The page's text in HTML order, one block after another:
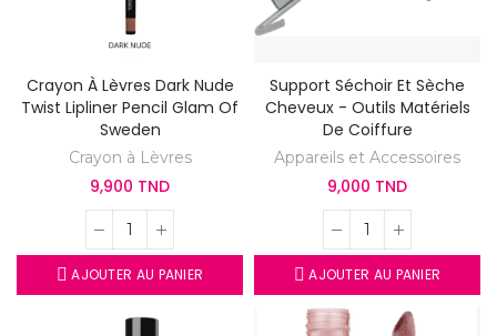
Crayon À Lèvres Dark Nude
Twist Lipliner Pencil Glam Of
Sweden
Crayon à Lèvres
9,900 TND
AJOUTER AU PANIER
Support Séchoir Et Sèche
Cheveux - Outils Matériels
De Coiffure
Appareils et Accessoires
9,000 TND
AJOUTER AU PANIER